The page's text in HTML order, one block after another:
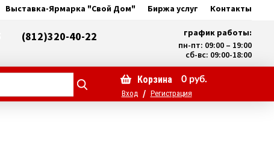
Выставка-Ярмарка "Свой Дом" Биржа услуг Контакты
(812)320-40-22
график работы:
пн-пт: 09:00 – 19:00
сб-вс: 09:00-18:00
Корзина 0руб.
Вход / Регистрация